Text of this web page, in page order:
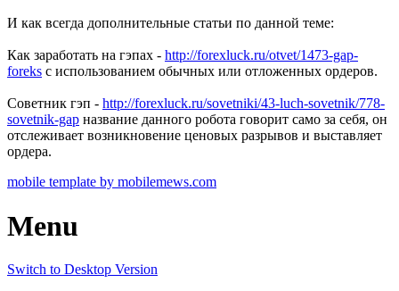
И как всегда дополнительные статьи по данной теме:
Как заработать на гэпах - http://forexluck.ru/otvet/1473-gap-
foreks с использованием обычных или отложенных ордеров.
Советник гэп - http://forexluck.ru/sovetniki/43-luch-sovetnik/778-
sovetnik-gap название данного робота говорит само за себя, он
отслеживает возникновение ценовых разрывов и выставляет
ордера.
mobile template by mobilemews.com
Menu
Switch to Desktop Version